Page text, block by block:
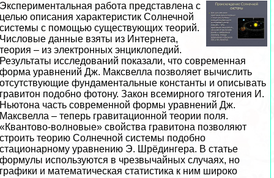
Экспериментальная работа представлена с
целью описания хаpaктеристик Солнечной
системы с помощью существующих теорий.
Числовые данные взяты из Интернета,
теория – из электронных энциклопедий.
Результаты исследований показали, что современная
форма уравнений Дж. Максвелла позволяет вычислить
отсутствующие фундаментальные константы и описывать
гравитон подобно фотону. Закон всемирного тяготения И.
Ньютона часть современной формы уравнений Дж.
Максвелла – теперь гравитационной теории поля.
«Квантово-волновые» свойства гравитона позволяют
строить теорию Солнечной системы подобно
стационарному уравнению Э. Шрёдингера. В статье
формулы используются в чрезвычайных случаях, но
графики и математическая статистика к ним широко